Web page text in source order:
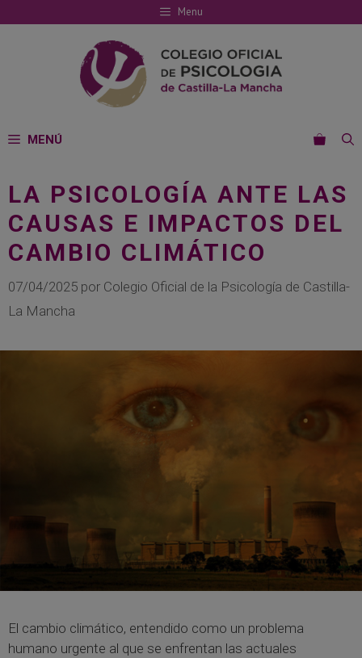
al
Menu
MENÚ
LA PSICOLOGÍA ANTE LAS
CAUSAS E IMPACTOS DEL
CAMBIO CLIMÁTICO
07/04/2025 por Colegio Oficial de la Psicología de Castilla-
La Mancha
El cambio climático, entendido como un problema
humano urgente al que se enfrentan las actuales